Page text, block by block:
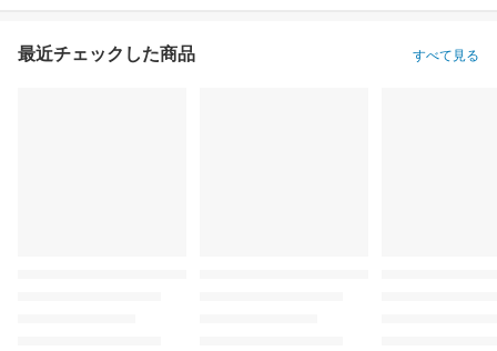
最近チェックした商品 すべて見る